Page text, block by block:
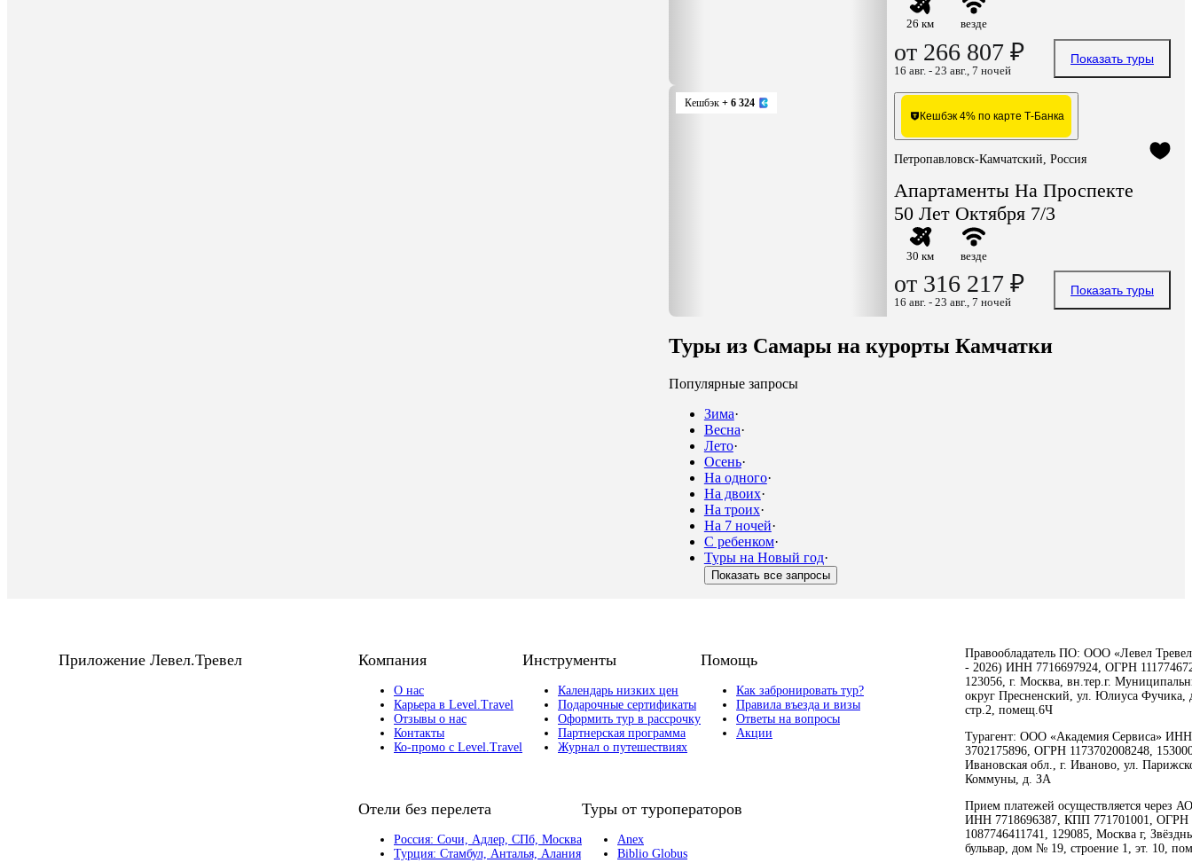
26 км везде
от 266 807 ₽
16 авг. - 23 авг., 7 ночей
Показать туры
Кешбэк + 6 324
Кешбэк 4% по карте Т-Банка
Петропавловск-Камчатский, Россия
Апартаменты На Проспекте
50 Лет Октября 7/3
30 км везде
от 316 217 ₽
16 авг. - 23 авг., 7 ночей
Показать туры
Туры из Самары на курорты Камчатки
Популярные запросы
Зима·
Весна·
Лето·
Осень·
На одного·
На двоих·
На троих·
На 7 ночей·
С ребенком·
Туры на Новый год·
Показать все запросы
Приложение Левел.Тревел Компания
О нас
Карьера в Level.Travel
Отзывы о нас
Контакты
Ко-промо с Level.Travel
Инструменты
Календарь низких цен
Подарочные сертификаты
Оформить тур в рассрочку
Партнерская программа
Журнал о путешествиях
Помощь
Как забронировать тур?
Правила въезда и визы
Ответы на вопросы
Акции
Отели без перелета
Россия: Сочи, Адлер, СПб, Москва
Турция: Стамбул, Анталья, Алания
Туры от туроператоров
Anex
Biblio Globus
Правообладатель ПО: ООО «Левел
- 2026) ИНН 7716697924, ОГРН
123056, г. Москва, вн.тер.г.
округ Пресненский, ул. Юлиуса Фучика,
стр.2, помещ.6Ч
Турагент: ООО «Академия Сервиса» ИНН
3702175896, ОГРН 1173702008248,
Ивановская обл., г. Иваново, ул.
Коммуны, д. ЗА
Прием платежей осуществляется через
ИНН 7718696387, КПП 771701001, ОГРН
1087746411741, 129085, Москва г,
бульвар, дом № 19, строение 1, эт. 10,